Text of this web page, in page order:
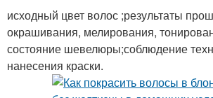
исходный цвет волос ;результаты
окрашивания, мелирования,
состояние шевелюры;соблюдение
нанесения краски.